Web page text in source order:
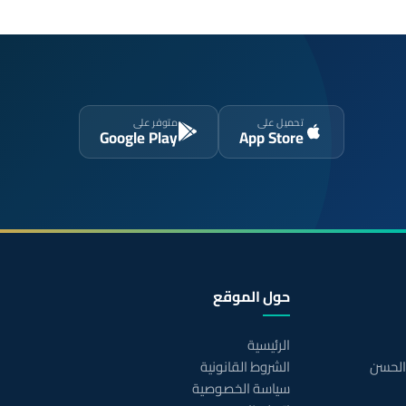
تحميل على
App Store
متوفر على
Google Play
حول الموقع
الرئيسية
الشروط القانونية
سياسة الخصوصية